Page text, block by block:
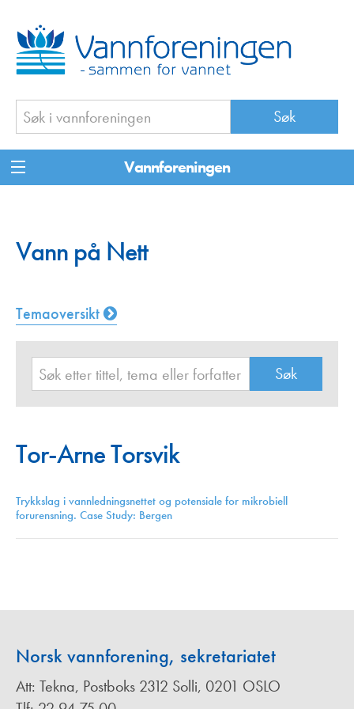
Vannforeningen
Vann på Nett
Temaoversikt
Tor-Arne Torsvik
Trykkslag i vannledningsnettet og potensiale for mikrobiell
forurensning. Case Study: Bergen
Norsk vannforening, sekretariatet
Att: Tekna, Postboks 2312 Solli, 0201 OSLO